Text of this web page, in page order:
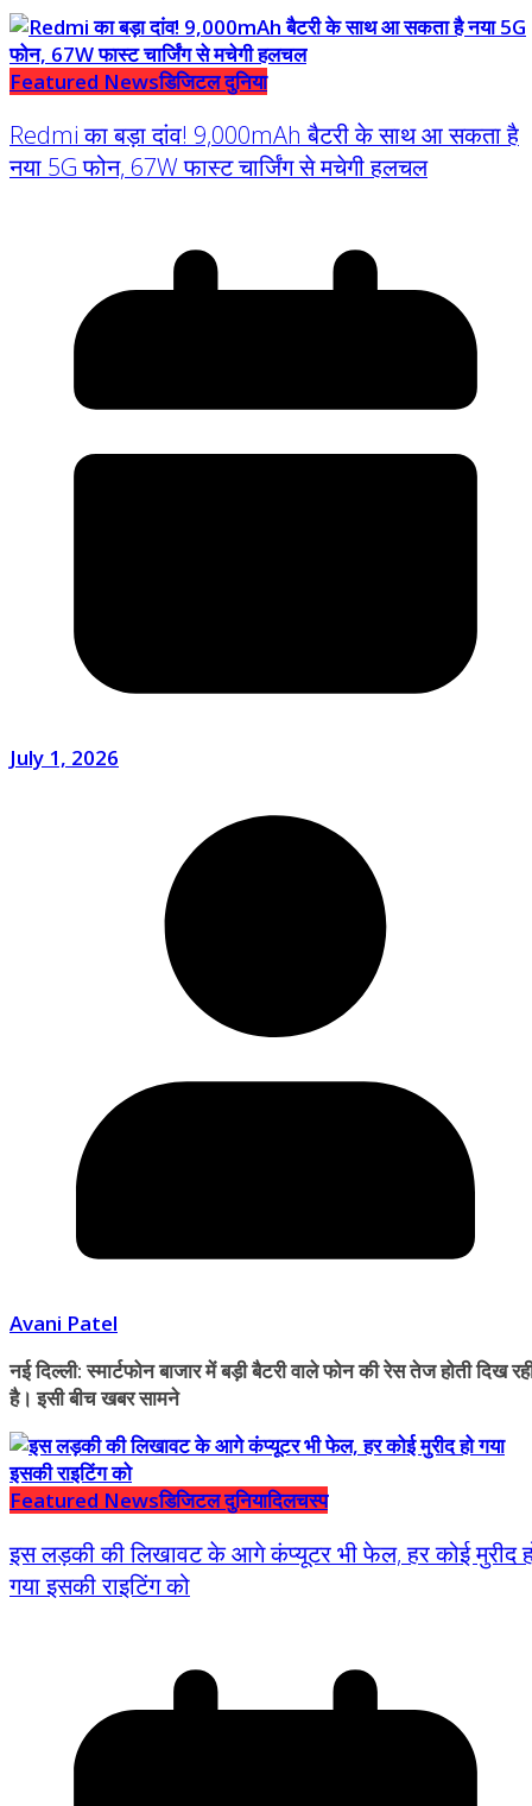
Featured Newsडिजिटल दुनिया
Redmi का बड़ा दांव! 9,000mAh बैटरी के साथ आ सकता है
नया 5G फोन, 67W फास्ट चार्जिंग से मचेगी हलचल
July 1, 2026
Avani Patel
नई दिल्ली: स्मार्टफोन बाजार में बड़ी बैटरी वाले फोन की रेस तेज होती दिख
है। इसी बीच खबर सामने
Featured Newsडिजिटल दुनियादिलचस्प
इस लड़की की लिखावट के आगे कंप्यूटर भी फेल, हर कोई मुरीद
गया इसकी राइटिंग को